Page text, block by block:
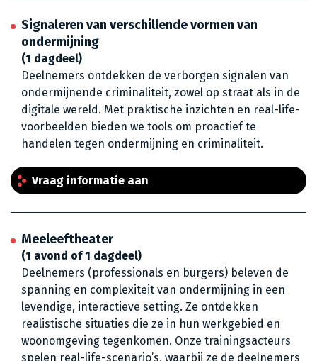
Signaleren van verschillende vormen van
ondermijning
(1 dagdeel)
Deelnemers ontdekken de verborgen signalen van
ondermijnende criminaliteit, zowel op straat als in de
digitale wereld. Met praktische inzichten en real-life-
voorbeelden bieden we tools om proactief te
handelen tegen ondermijning en criminaliteit.
Vraag informatie aan
Meeleeftheater
(1 avond of 1 dagdeel)
Deelnemers (professionals en burgers) beleven de
spanning en complexiteit van ondermijning in een
levendige, interactieve setting. Ze ontdekken
realistische situaties die ze in hun werkgebied en
woonomgeving tegenkomen. Onze trainingsacteurs
spelen real-life-scenario’s, waarbij ze de deelnemers